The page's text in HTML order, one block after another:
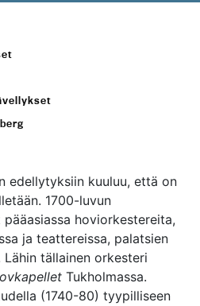
edellytyksiin kuuluu, että on
1700-luvun
hoviorkestereita,
ja teattereissa, palatsien
tällainen orkesteri
Tukholmassa.
(1740-80) tyypilliseen